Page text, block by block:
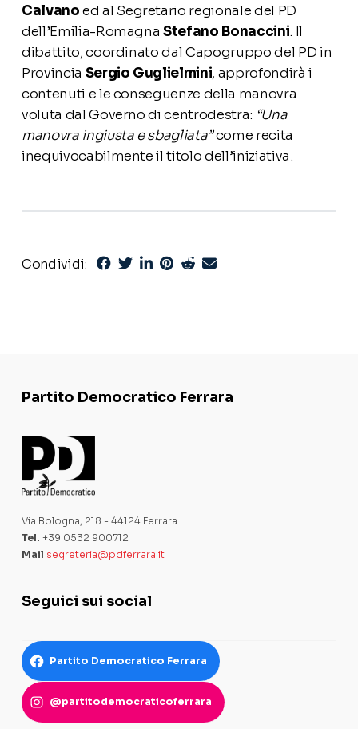
Calvanoed al Segretario regionale del PD
dell’Emilia-Romagna Stefano Bonaccini. Il
dibattito, coordinato dal Capogruppo del PD in
Provincia Sergio Guglielmini, approfondirà i
contenuti e le conseguenze della manovra
voluta dal Governo di centrodestra: “Una
manovra ingiusta e sbagliata”come recita
inequivocabilmente il titolo dell’iniziativa.
Condividi:
Partito Democratico Ferrara
Via Bologna, 218 - 44124 Ferrara
Tel. +39 0532 900712
Mail segreteria@pdferrara.it
Seguici sui social
Partito Democratico Ferrara
@partitodemocraticoferrara